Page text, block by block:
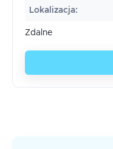
Lokalizacja:
Zdalne